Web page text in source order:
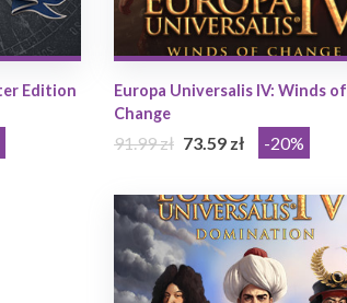
Edition
Europa Universalis IV: Winds of
Change
91.99 zł 73.59 zł -20%